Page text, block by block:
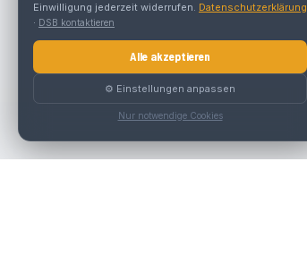
Einwilligung jederzeit widerrufen. Datenschutzerklärung
· DSB kontaktieren
Alle akzeptieren
⚙️ Einstellungen anpassen
Nur notwendige Cookies